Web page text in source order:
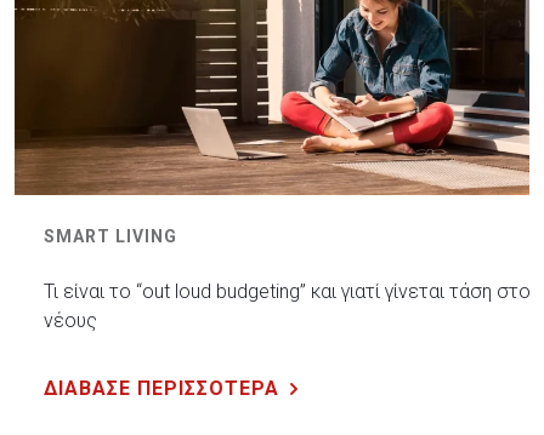
SMART LIVING
Τι είναι το “out loud budgeting” και γιατί γίνεται τάση
νέους
ΔΙΑΒΑΣΕ ΠΕΡΙΣΣΟΤΕΡΑ